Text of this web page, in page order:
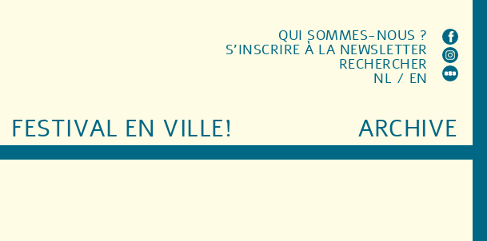
FESTIVAL EN VILLE! ARCHIVE
QUI SOMMES-NOUS ?
S'INSCRIRE À LA NEWSLETTER
RECHERCHER
NL / EN